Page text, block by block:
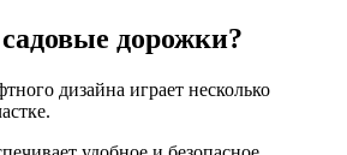
дорожки?
дизайна играет несколько